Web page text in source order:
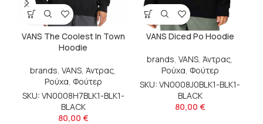
VANS The Coolest In Town
Hoodie
brands, VANS, Άντρας,
Ρούχα, Φούτερ
SKU: VN0008H7BLK1-BLK1-
BLACK
80,00 €
VANS Diced Po Hoodie
brands, VANS, Άντρας,
Ρούχα, Φούτερ
SKU: VN0008J0BLK1-BLK1-
BLACK
80,00 €